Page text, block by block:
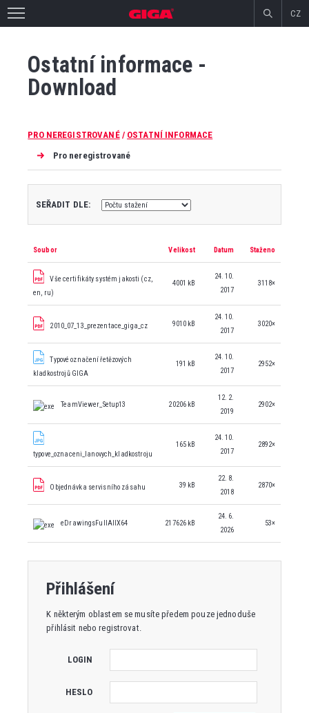
CZ
Ostatní informace -
Download
PRO NEREGISTROVANÉ/ OSTATNÍ INFORMACE
Pro neregistrované
SEŘADIT DLE:
Soubor Velikost Datum Staženo
Vše certifikáty systém jakosti (cz,
en, ru)
4001 kB
24. 10.
2017
3118×
2010_07_13_prezentace_giga_cz 9010 kB
24. 10.
2017
3020×
Typové označení řetězových
kladkostrojů GIGA
191 kB
24. 10.
2017
2952×
TeamViewer_Setup13 20206 kB
12. 2.
2019
2902×
typove_oznaceni_lanovych_kladkostroju
165 kB
24. 10.
2017
2892×
Objednávka servisního zásahu 39 kB
22. 8.
2018
2870×
eDrawingsFullAllX64 217626 kB
24. 6.
2026
53×
Přihlášení
K některým oblastem se musíte předem pouze jednoduše
přihlásit nebo registrovat.
LOGIN
HESLO